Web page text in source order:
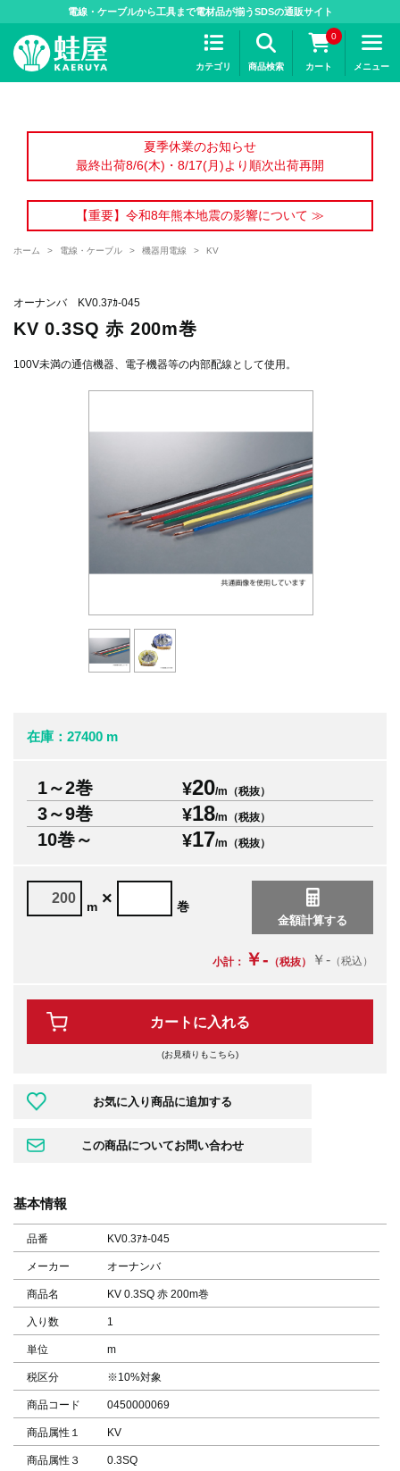
電線・ケーブルから工具まで電材品が揃うSDSの通販サイト
カテゴリ 商品検索
0
カート メニュー
夏季休業のお知らせ
最終出荷8/6(木)・8/17(月)より順次出荷再開
【重要】令和8年熊本地震の影響について ≫
ホーム > 電線・ケーブル > 機器用電線 > KV
オーナンバ KV0.3ｱｶ-045
KV 0.3SQ 赤 200m巻
100V未満の通信機器、電子機器等の内部配線として使用。
在庫：27400 m
1～2巻 ¥20/m（税抜）
3～9巻 ¥18/m（税抜）
10巻～ ¥17/m（税抜）
m × 巻
小計： ￥- （税抜） ￥- （税込）
カートに入れる
(お見積りもこちら)
基本情報
品番 KV0.3ｱｶ-045
メーカー オーナンバ
商品名 KV 0.3SQ 赤 200m巻
入り数 1
単位 m
税区分 ※10%対象
商品コード 0450000069
商品属性１ KV
商品属性３ 0.3SQ